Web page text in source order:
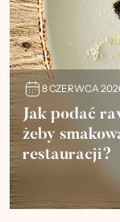
8 CZERWCA
Jak podać
żeby
restauracji?